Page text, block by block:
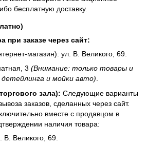
бесплатную доставку.
при заказе через сайт:
магазин): ул. В. Великого, 69.
3 (Внимание: только товары и
детейлинга и мойки авто)
зала): Следующие варианты
заказов, сделанных через сайт.
вместе с продавцом в
наличия товара:
В. Великого, 69.